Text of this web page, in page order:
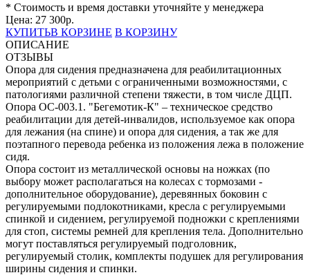
* Стоимость и время доставки уточняйте у менеджера
Цена: 27 300р.
КУПИТЬВ КОРЗИНЕ В КОРЗИНУ
ОПИСАНИЕ
ОТЗЫВЫ
Опора для сидения предназначена для реабилитационных
мероприятий с детьми с ограниченными возможностями, с
патологиями различной степени тяжести, в том числе ДЦП.
Опора ОC-003.1. "Бегемотик-К" – техническое средство
реабилитации для детей-инвалидов, используемое как опора
для лежания (на спине) и опора для сидения, а так же для
поэтапного перевода ребенка из положения лежа в положение
сидя.
Опора состоит из металлической основы на ножках (по
выбору может располагаться на колесах с тормозами -
дополнительное оборудование), деревянных боковин с
регулируемыми подлокотниками, кресла с регулируемыми
спинкой и сидением, регулируемой подножки с креплениями
для стоп, системы ремней для крепления тела. Дополнительно
могут поставляться регулируемый подголовник,
регулируемый столик, комплекты подушек для регулирования
ширины сидения и спинки.